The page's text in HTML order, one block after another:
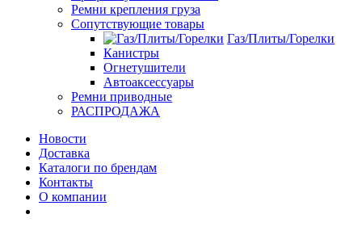
Ремни крепления груза
Сопутствующие товары
Газ/Плиты/Горелки
Канистры
Огнетушители
Автоаксессуары
Ремни приводные
РАСПРОДАЖА
Новости
Доставка
Каталоги по брендам
Контакты
О компании